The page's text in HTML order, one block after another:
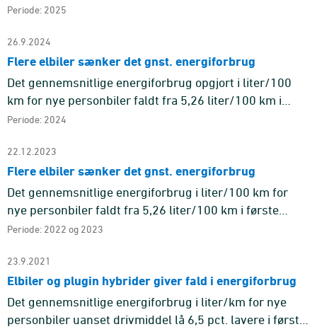
2022 til 1,86 liter/100 km i 2025 opgjort efter WLTP-
Periode: 2025
26.9.2024
Flere elbiler sænker det gnst. energiforbrug
Det gennemsnitlige energiforbrug opgjort i liter/100
km for nye personbiler faldt fra 5,26 liter/100 km i
første halvår 2018 til 2,31 liter/100 km i første halvår
Periode: 2024
22.12.2023
Flere elbiler sænker det gnst. energiforbrug
Det gennemsnitlige energiforbrug i liter/100 km for
nye personbiler faldt fra 5,26 liter/100 km i første
halvår 2018 til 2,65 liter/100 km i første halvår 2023
Periode: 2022 og 2023
23.9.2021
Elbiler og plugin hybrider giver fald i energiforbrug
Det gennemsnitlige energiforbrug i liter/km for nye
personbiler uanset drivmiddel lå 6,5 pct. lavere i første